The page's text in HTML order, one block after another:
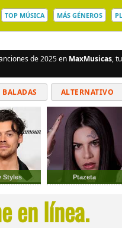
TOP MÚSICA MÁS GÉNEROS
de 2025 en MaxMusicas,
BALADAS ALTERNATIVO
Styles Ptazeta
en línea.